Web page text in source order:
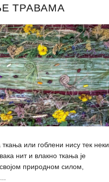
ТРАВАМА
ткања или гоблени нису тек неки
нит и влакно ткања је
природном силом,